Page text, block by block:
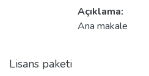
Açıklama:
Ana makale
Lisans paketi